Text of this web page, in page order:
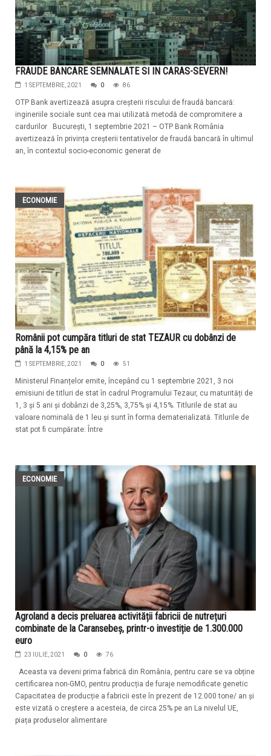
FRAUDE BANCARE SEMNALATE SI IN CARAS-SEVERN!
1 SEPTEMBRIE, 2021 0 86
OTP Bank avertizează asupra creșterii riscului de fraudă bancară:
ingineriile sociale sunt cea mai utilizată metodă de compromitere a
cardurilor București, 1 septembrie 2021 – OTP Bank România
avertizează în privința creșterii tentativelor de fraudă bancară în ultimul
an, în contextul socio-economic generat de
ECONOMIE
Românii pot cumpăra titluri de stat TEZAUR cu dobânzi de
până la 4,15% pe an
1 SEPTEMBRIE, 2021 0 51
Ministerul Finanțelor emite, începând cu 1 septembrie 2021, 3 noi
emisiuni de titluri de stat în cadrul Programului Tezaur, cu maturități de
1, 3 și 5 ani și dobânzi de 3,25%, 3,75% și 4,15%. Titlurile de stat au
valoare nominală de 1 leu și sunt în forma dematerializată. Titlurile de
stat pot fi cumpărate: Între
ECONOMIE
Agroland a decis preluarea activității fabricii de nutrețuri
combinate de la Caransebeș, printr-o investiție de 1.300.000
euro
23 IULIE, 2021 0 76
Aceasta va deveni prima fabrică din România, pentru care se va obține
certificarea non-GMO, pentru producția de furaje nemodificate genetic
Capacitatea de producție a fabricii este în prezent de 12.000 tone/ an și
este vizată o creștere a acesteia, de circa 25% pe an La nivelul UE,
piața produselor alimentare